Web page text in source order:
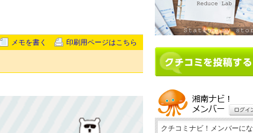
メモを書く 印刷用ページはこちら
クチコミナビ！メンバーにな